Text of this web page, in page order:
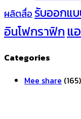
ผลิตสื่อ รับออกแ
อินโฟกราฟิก แ
Categories
Mee share (165)